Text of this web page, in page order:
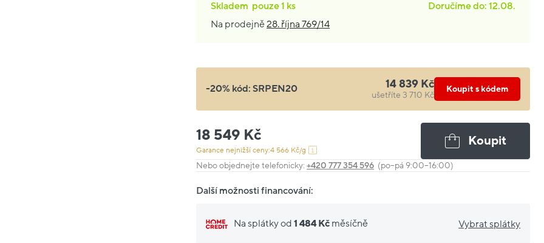
Skladem pouze1 ks
Doručíme do: 12.08.
Na prodejně28. října 769/14
-20% kód:SRPEN20 14 839 Kč
ušetříte 3 710 Kč
Koupit s kódem
18 549 Kč
Garance nejnižší ceny:4 566 Kč/g
Koupit
Nebo objednejte telefonicky:+420 777 354 596 (po–pá 9:00–16:00)
Další možnosti financování:
Na splátky od1 484 Kč měsíčně Vybrat splátky